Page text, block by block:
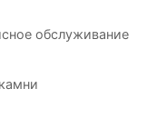
обслуживание